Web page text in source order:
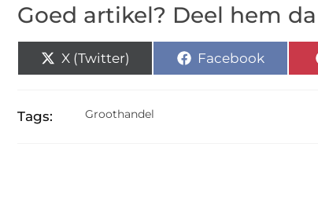
Goed artikel? Deel hem
X (Twitter) Facebook
Tags: Groothandel